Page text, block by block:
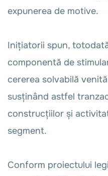
expunerea de motive.
Inițiatorii spun,
componentă de
cererea solvabilă
susținând astfel
construcțiilor și
segment.
Conform proiectului